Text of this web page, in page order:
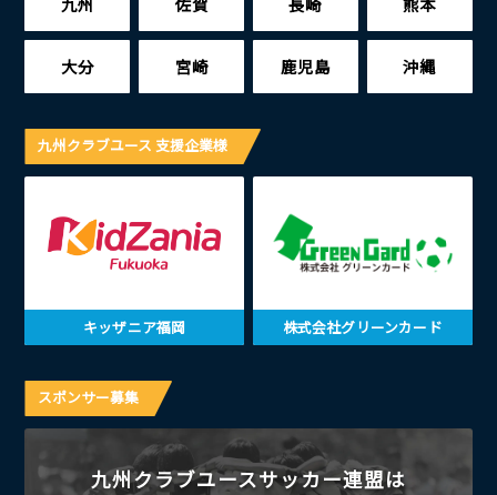
大分 宮崎 鹿児島 沖縄
九州クラブユース 支援企業様
キッザニア福岡 株式会社グリーンカード
スポンサー募集
九州クラブユースサッカー連盟は